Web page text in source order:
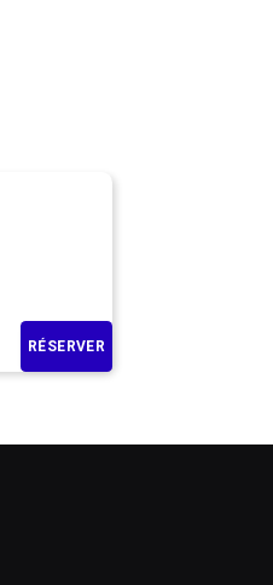
RÉSERVER